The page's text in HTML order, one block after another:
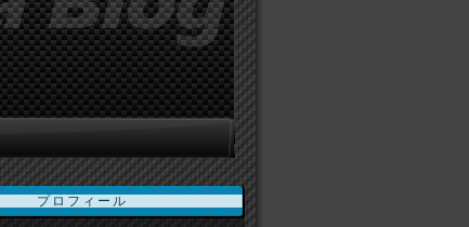
プロフィール